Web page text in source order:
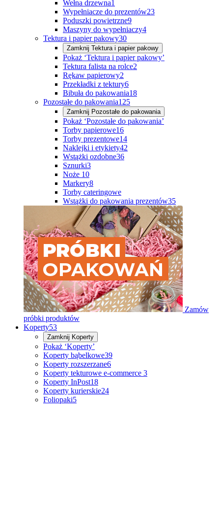
Wełna drzewna1
Wypełniacze do prezentów23
Poduszki powietrzne9
Maszyny do wypełniaczy4
Tektura i papier pakowy30
Zamknij Tektura i papier pakowy
Pokaż ‘Tektura i papier pakowy’
Tektura falista na rolce2
Rękaw papierowy2
Przekładki z tektury6
Bibuła do pakowania18
Pozostałe do pakowania125
Zamknij Pozostałe do pakowania
Pokaż ‘Pozostałe do pakowania’
Torby papierowe16
Torby prezentowe14
Naklejki i etykiety42
Wstążki ozdobne36
Sznurki3
Noże 10
Markery8
Torby cateringowe
Wstążki do pakowania prezentów35
Zamów
próbki produktów
Koperty53
Zamknij Koperty
Pokaż ‘Koperty’
Koperty bąbelkowe39
Koperty rozszerzane6
Koperty tekturowe e-commerce 3
Koperty InPost18
Koperty kurierskie24
Foliopaki5